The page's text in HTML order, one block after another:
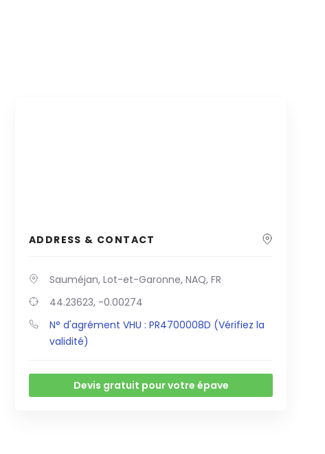
ADDRESS & CONTACT
Sauméjan, Lot-et-Garonne, NAQ, FR
44.23623, -0.00274
N° d'agrément VHU : PR4700008D (Vérifiez la
validité)
Devis gratuit pour votre épave